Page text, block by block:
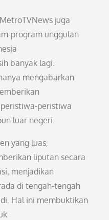
juga
program unggulan
banyak lagi.
mengabarkan
peristiwa
luar negeri.
yang luas,
liputan secara
menjadikan
di tengah-tengah
Hal ini membuktikan